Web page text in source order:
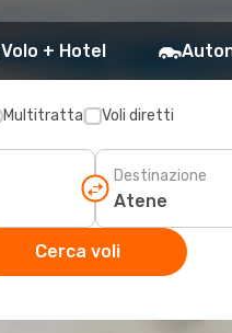
Volo + Hotel
Multitratta Voli diretti
Destinazione
Cerca voli